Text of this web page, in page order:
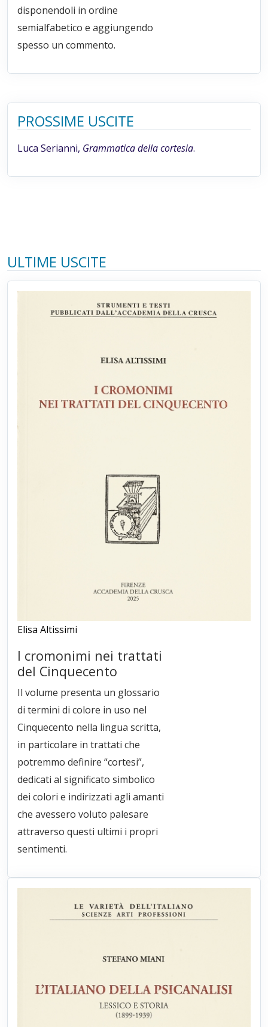
disponendoli in ordine
semialfabetico e aggiungendo
spesso un commento.
PROSSIME USCITE
Luca Serianni, Grammatica della cortesia.
ULTIME USCITE
Elisa Altissimi
I cromonimi nei trattati
del Cinquecento
Il volume presenta un glossario
di termini di colore in uso nel
Cinquecento nella lingua scritta,
in particolare in trattati che
potremmo definire “cortesi”,
dedicati al significato simbolico
dei colori e indirizzati agli amanti
che avessero voluto palesare
attraverso questi ultimi i propri
sentimenti.